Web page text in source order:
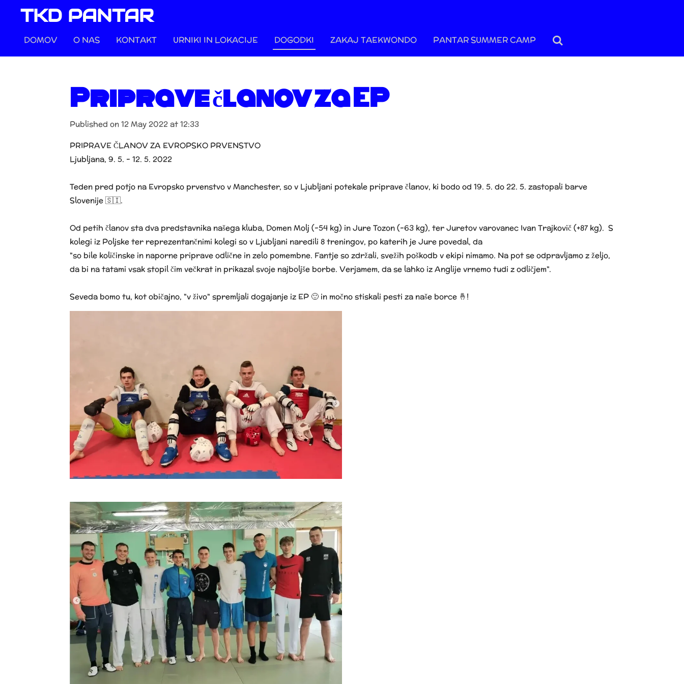
TKD PANTAR
DOMOV O NAS KONTAKT URNIKI IN LOKACIJE DOGODKI ZAKAJ TAEKWONDO PANTAR SUMMER CAMP
Priprave članov za EP
Published on 12 May 2022 at 12:33
PRIPRAVE ČLANOV ZA EVROPSKO PRVENSTVO
Ljubljana, 9. 5. - 12. 5. 2022
Teden pred potjo na Evropsko prvenstvo v Manchester, so v Ljubljani potekale priprave članov, ki bodo od 19. 5. do 22. 5. zastopali barve
Slovenije 🇸🇮.
Od petih članov sta dva predstavnika našega kluba, Domen Molj (-54 kg) in Jure Tozon (-63 kg), ter Juretov varovanec Ivan Trajkovič (+87 kg). S
kolegi iz Poljske ter reprezentančnimi kolegi so v Ljubljani naredili 8 treningov, po katerih je Jure povedal, da
"so bile količinske in naporne priprave odlične in zelo pomembne. Fantje so zdržali, svežih poškodb v ekipi nimamo. Na pot se odpravljamo z željo,
da bi na tatami vsak stopil čim večkrat in prikazal svoje najboljše borbe. Verjamem, da se lahko iz Anglije vrnemo tudi z odličjem".
Seveda bomo tu, kot običajno, "v živo" spremljali dogajanje iz EP 🙂 in močno stiskali pesti za naše borce 🤞!